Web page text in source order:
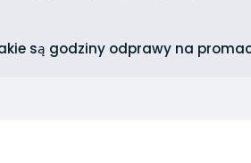
są godziny odprawy na